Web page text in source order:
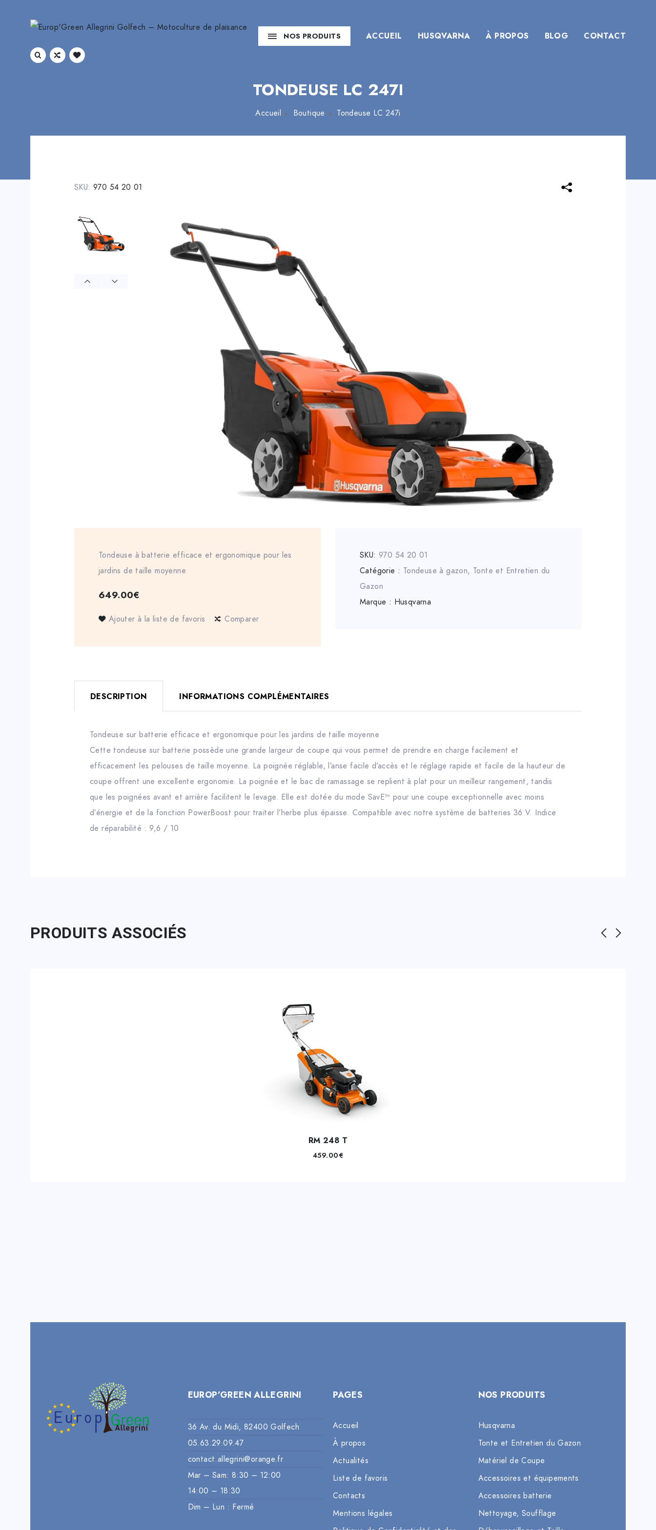
NOS PRODUITS ACCUEIL HUSQVARNA À PROPOS BLOG CONTACT
TONDEUSE LC 247I
Accueil Boutique Tondeuse LC 247i
SKU: 970 54 20 01
Tondeuse à batterie efficace et ergonomique pour les
jardins de taille moyenne
649.00€
Ajouter à la liste de favoris Comparer
SKU: 970 54 20 01
Catégorie : Tondeuse à gazon, Tonte et Entretien du
Gazon
Marque : Husqvarna
DESCRIPTION INFORMATIONS COMPLÉMENTAIRES
Tondeuse sur batterie efficace et ergonomique pour les jardins de taille moyenne
Cette tondeuse sur batterie possède une grande largeur de coupe qui vous permet de prendre en charge facilement et
efficacement les pelouses de taille moyenne. La poignée réglable, l’anse facile d’accès et le réglage rapide et facile de la hauteur de
coupe offrent une excellente ergonomie. La poignée et le bac de ramassage se replient à plat pour un meilleur rangement, tandis
que les poignées avant et arrière facilitent le levage. Elle est dotée du mode SavE™ pour une coupe exceptionnelle avec moins
d’énergie et de la fonction PowerBoost pour traiter l’herbe plus épaisse. Compatible avec notre système de batteries 36 V. Indice
de réparabilité : 9,6 / 10
PRODUITS ASSOCIÉS
RM 248 T
459.00€
EUROP’GREEN ALLEGRINI
36 Av. du Midi, 82400 Golfech
05.63.29.09.47
contact.allegrini@orange.fr
Mar – Sam: 8:30 – 12:00
14:00 – 18:30
Dim – Lun : Fermé
PAGES
Accueil
À propos
Actualités
Liste de favoris
Contacts
Mentions légales
NOS PRODUITS
Husqvarna
Tonte et Entretien du Gazon
Matériel de Coupe
Accessoires et équipements
Accessoires batterie
Nettoyage, Soufflage